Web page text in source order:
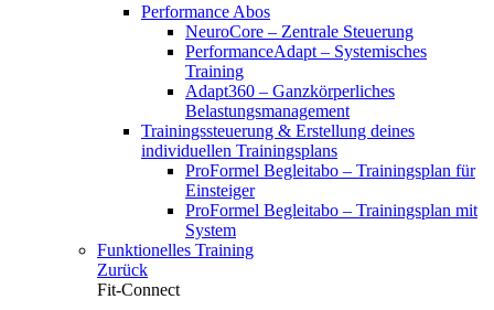
Performance Abos
NeuroCore – Zentrale Steuerung
PerformanceAdapt – Systemisches
Training
Adapt360 – Ganzkörperliches
Belastungsmanagement
Trainingssteuerung & Erstellung deines
individuellen Trainingsplans
ProFormel Begleitabo – Trainingsplan für
Einsteiger
ProFormel Begleitabo – Trainingsplan mit
System
Funktionelles Training
Zurück
Fit-Connect